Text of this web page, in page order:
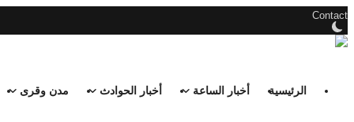
Contact
الرئيسية أخبار الساعة أخبار الحوادث مدن وقرى
الرئيسية